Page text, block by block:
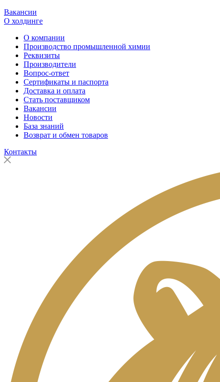
Вакансии
О холдинге
О компании
Производство промышленной химии
Реквизиты
Производители
Вопрос-ответ
Сертификаты и паспорта
Доставка и оплата
Стать поставщиком
Вакансии
Новости
База знаний
Возврат и обмен товаров
Контакты